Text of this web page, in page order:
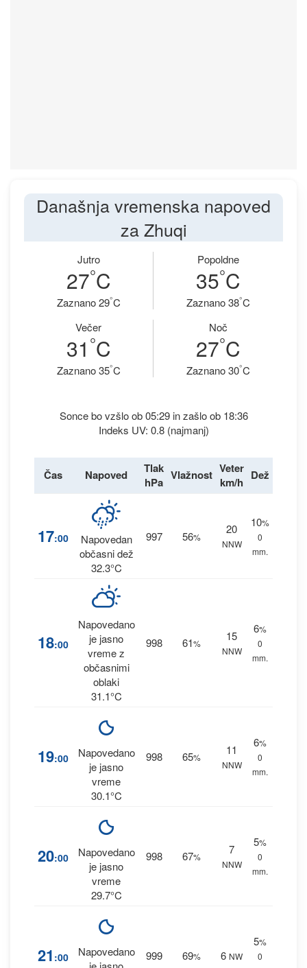
Današnja vremenska napoved
za Zhuqi
Jutro
27°C
Zaznano 29°C
Popoldne
35°C
Zaznano 38°C
Večer
31 °C
Zaznano 35°C
Noč
27°C
Zaznano 30°C
Sonce bo vzšlo ob 05:29 in zašlo ob 18:36
Indeks UV: 0.8 (najmanj)
Čas Napoved
Tlak
hPa Vlažnost Veter
km/h Dež
17:00
Napovedan
občasni dež
32.3°C
997 56%
20
NNW
10%
0
mm.
18:00
Napovedano
je jasno
vreme z
občasnimi
oblaki
31.1°C
998 61%
15
NNW
6%
0
mm.
19:00
Napovedano
je jasno
vreme
30.1°C
998 65%
11
NNW
6%
0
mm.
20:00
Napovedano
je jasno
vreme
29.7°C
998 67%
7
NNW
5%
0
mm.
21 :00
Napovedano
999 69% 6 NW
5%
0